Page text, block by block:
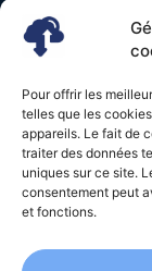
Pour offrir les
telles que les
appareils. Le fait de
traiter des données
uniques sur ce site.
consentement peut
et fonctions.
Produits et
Vie d'entreprise
Nominations
Études
Évènements
Video News